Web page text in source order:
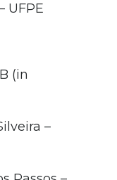
UFPE
(in
–